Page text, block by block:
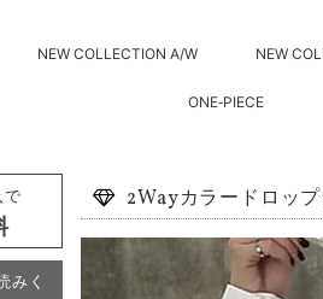
NEW COLLECTION A/W NEW
ONE‐PIECE
で
みく
2Wayカラードロッ